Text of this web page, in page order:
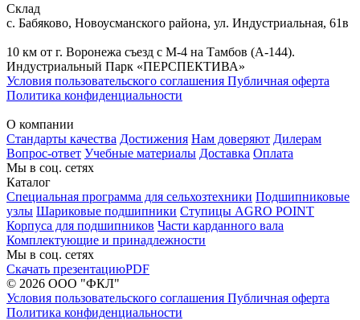
Склад
с. Бабяково, Новоусманского района, ул. Индустриальная, 61в
10 км от г. Воронежа съезд с М-4 на Тамбов (А-144).
Индустриальный Парк «ПЕРСПЕКТИВА»
Условия пользовательского соглашения Публичная оферта
Политика конфиденциальности
О компании
Стандарты качества Достижения Нам доверяют Дилерам
Вопрос-ответ Учебные материалы Доставка Оплата
Мы в соц. сетях
Каталог
Специальная программа для сельхозтехники Подшипниковые
узлы Шариковые подшипники Ступицы AGRO POINT
Корпуса для подшипников Части карданного вала
Комплектующие и принадлежности
Мы в соц. сетях
Скачать презентациюPDF
© 2026 ООО "ФКЛ"
Условия пользовательского соглашения Публичная оферта
Политика конфиденциальности